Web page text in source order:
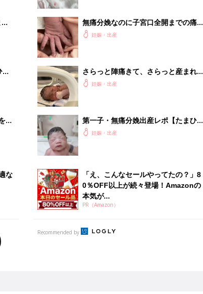
買
な
無痛分娩なのに子宮口全開までの痛み
を味わうとは・・・【たまひよ 出産
妊娠・出産
さらっと陣痛きて、さらっと産まれて
くるでしょ！…が、緊急帝王切開に
妊娠・出産
第一子・無痛分娩出産レポ【たまひよ
出産体験談】
妊娠・出産
「え、こんなセールやってたの？」8
0％OFF以上が続々登場！Amazonの
本気が...
PR（Amazon）
Recommended by